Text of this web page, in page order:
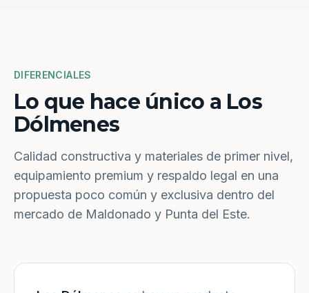
DIFERENCIALES
Lo que hace único a Los
Dólmenes
Calidad constructiva y materiales de primer nivel,
equipamiento premium y respaldo legal en una
propuesta poco común y exclusiva dentro del
mercado de Maldonado y Punta del Este.